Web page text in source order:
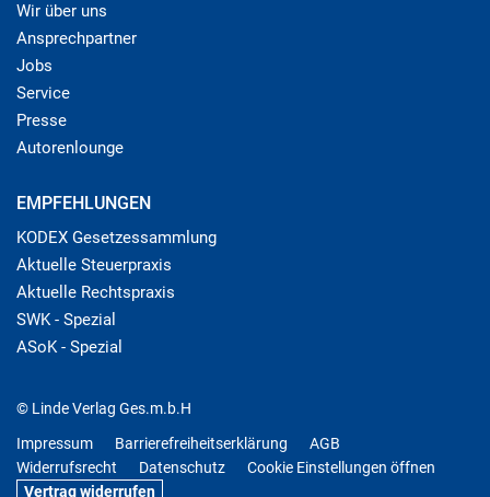
Wir über uns
Ansprechpartner
Jobs
Service
Presse
Autorenlounge
EMPFEHLUNGEN
KODEX Gesetzessammlung
Aktuelle Steuerpraxis
Aktuelle Rechtspraxis
SWK - Spezial
ASoK - Spezial
© Linde Verlag Ges.m.b.H
Impressum
Barrierefreiheitserklärung
AGB
Widerrufsrecht
Datenschutz
Cookie Einstellungen öffnen
Vertrag widerrufen